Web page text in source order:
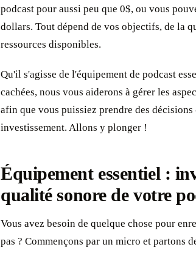
podcast pour aussi peu que 0$, ou vous
dollars. Tout dépend de vos objectifs, de la
ressources disponibles.
Qu'il s'agisse de l'équipement de podcast
cachées, nous vous aiderons à gérer les
afin que vous puissiez prendre des
investissement. Allons y plonger !
Équipement essentiel :
qualité sonore de votre
Vous avez besoin de quelque chose pour
pas ? Commençons par un micro et partons